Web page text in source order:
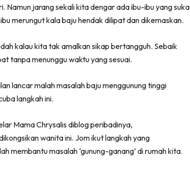
Namun jarang sekali kita dengar ada ibu-ibu yang suka
merungut kala baju hendak dilipat dan dikemaskan.
kalau kita tak amalkan sikap bertangguh. Sebaik
tanpa menunggu waktu yang sesuai.
lancar malah masalah baju menggunung tinggi
langkah ini.
Mama Chrysalis diblog peribadinya,
wanita ini. Jom ikut langkah yang
membantu masalah ‘gunung-ganang’ di rumah kita.